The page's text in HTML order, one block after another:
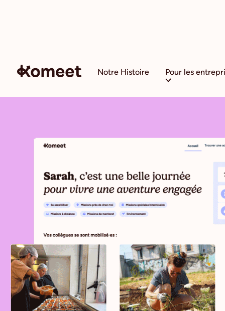
Notre Histoire Pour les